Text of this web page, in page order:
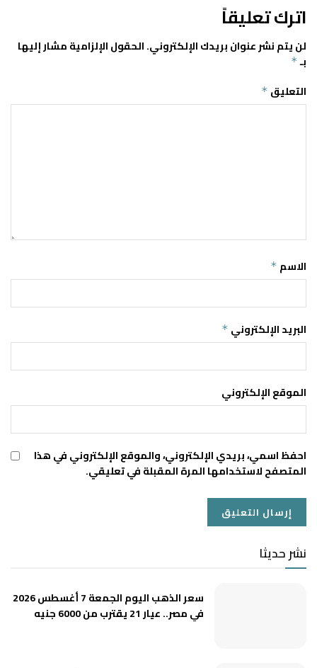
اترك تعليقاً
لن يتم نشر عنوان بريدك الإلكتروني.الحقول الإلزامية مشار إليها
بـ *
التعليق *
الاسم *
البريد الإلكتروني *
الموقع الإلكتروني
احفظ اسمي، بريدي الإلكتروني، والموقع الإلكتروني في هذا
المتصفح لاستخدامها المرة المقبلة في تعليقي.
نشر حديثا
سعر الذهب اليوم الجمعة 7 أغسطس 2026
في مصر.. عيار 21 يقترب من 6000 جنيه